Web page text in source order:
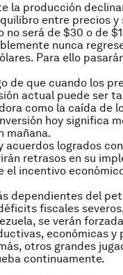
la producción
entre precios y
no será de $30 o de
nunca
Para ello
de que cuando los
actual puede ser
como la caída de
hoy significa
mañana.
acuerdos logrados
retrasos en su
el incentivo
dependientes del
fiscales
se verán
económicas y
otros grandes
continuamente.